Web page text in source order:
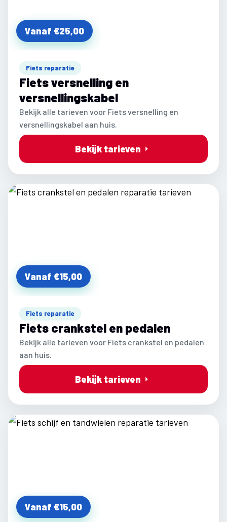
Vanaf €25,00
Fiets reparatie
Fiets versnelling en
versnellingskabel
Bekijk alle tarieven voor Fiets versnelling en
versnellingskabel aan huis.
Bekijk tarieven
Vanaf €15,00
Fiets reparatie
Fiets crankstel en pedalen
Bekijk alle tarieven voor Fiets crankstel en pedalen
aan huis.
Bekijk tarieven
Vanaf €15,00